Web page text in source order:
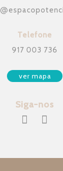
@
Telefone
917 003 736
ver mapa
Siga-nos